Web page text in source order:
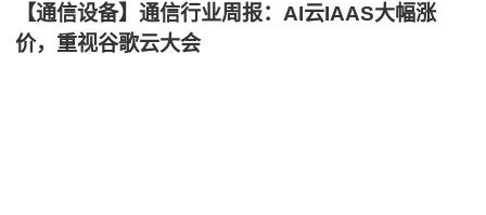
【通信设备】通信行业周报：AI云IAAS大幅涨
价，重视谷歌云大会